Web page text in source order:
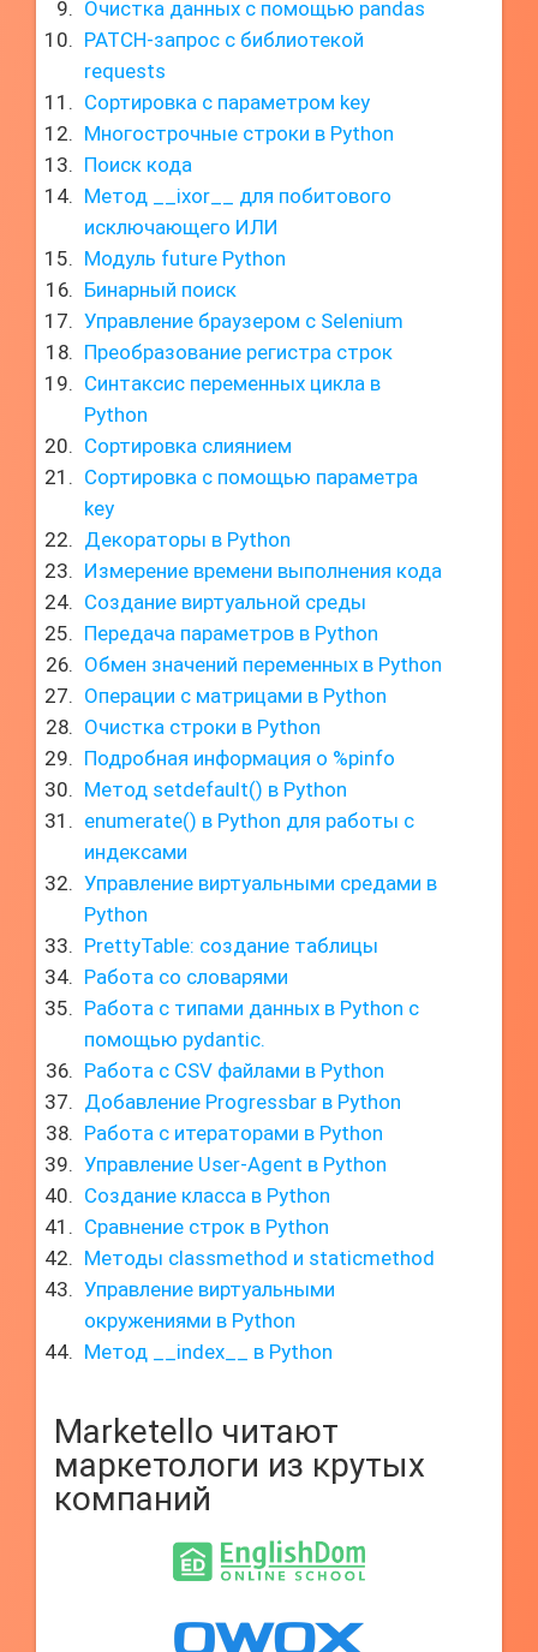
Очистка данных с помощью pandas
PATCH-запрос с библиотекой
requests
Сортировка с параметром key
Многострочные строки в Python
Поиск кода
Метод __ixor__ для побитового
исключающего ИЛИ
Модуль future Python
Бинарный поиск
Управление браузером с Selenium
Преобразование регистра строк
Синтаксис переменных цикла в
Python
Сортировка слиянием
Сортировка с помощью параметра
key
Декораторы в Python
Измерение времени выполнения кода
Создание виртуальной среды
Передача параметров в Python
Обмен значений переменных в Python
Операции с матрицами в Python
Очистка строки в Python
Подробная информация о %pinfo
Метод setdefault() в Python
enumerate() в Python для работы с
индексами
Управление виртуальными средами в
Python
PrettyTable: создание таблицы
Работа со словарями
Работа с типами данных в Python с
помощью pydantic.
Работа с CSV файлами в Python
Добавление Progressbar в Python
Работа с итераторами в Python
Управление User-Agent в Python
Создание класса в Python
Сравнение строк в Python
Методы classmethod и staticmethod
Управление виртуальными
окружениями в Python
Метод __index__ в Python
Marketello читают
маркетологи из крутых
компаний